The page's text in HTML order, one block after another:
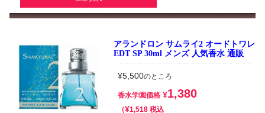
アランドロン サムライ2 オードトワレ
EDT SP 30ml メンズ 人気香水 通販
¥5,500のところ
香水学園価格 ¥1,380
¥1,518 税込